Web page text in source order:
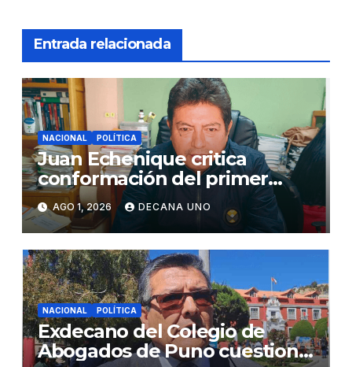
Entrada relacionada
NACIONAL POLÍTICA
Juan Echenique critica
conformación del primer
gabinete ministerial de Keiko
Fujimori
AGO 1, 2026 DECANA UNO
NACIONAL POLÍTICA
Exdecano del Colegio de
Abogados de Puno cuestiona